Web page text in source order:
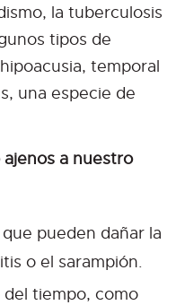
la tuberculosis
tipos de
temporal
una especie de
a nuestro
que pueden dañar la
o el sarampión.
del tiempo, como